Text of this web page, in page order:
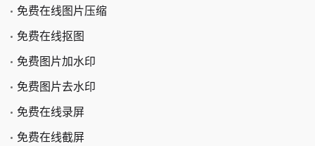
免费在线图片压缩
免费在线抠图
免费图片加水印
免费图片去水印
免费在线录屏
免费在线截屏